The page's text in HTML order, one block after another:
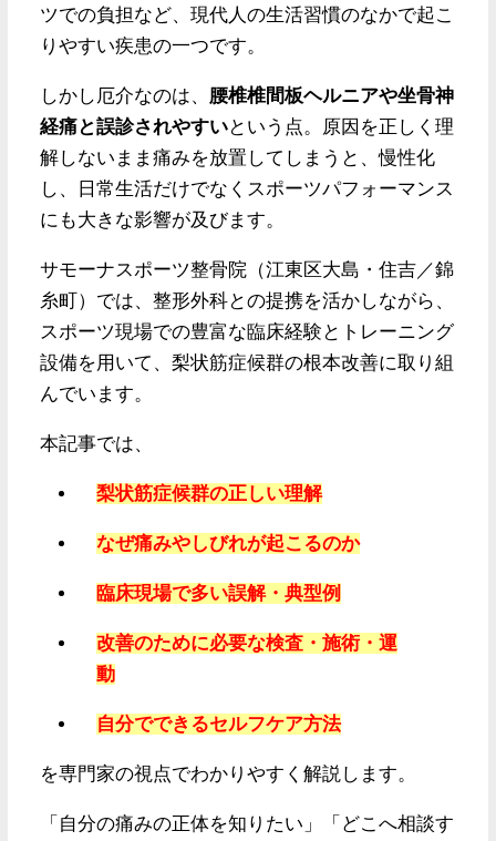
ツでの負担など、現代人の生活習慣のなかで起こ
りやすい疾患の一つです。
しかし厄介なのは、 腰椎椎間板ヘルニアや坐骨神
経痛と誤診されやすいという点。原因を正しく理
解しないまま痛みを放置してしまうと、慢性化
し、日常生活だけでなくスポーツパフォーマンス
にも大きな影響が及びます。
サモーナスポーツ整骨院（江東区大島・住吉／錦
糸町）では、整形外科との提携を活かしながら、
スポーツ現場での豊富な臨床経験とトレーニング
設備を用いて、梨状筋症候群の根本改善に取り組
んでいます。
本記事では、
梨状筋症候群の正しい理解
なぜ痛みやしびれが起こるのか
臨床現場で多い誤解・典型例
改善のために必要な検査・施術・運
動
自分でできるセルフケア方法
を専門家の視点でわかりやすく解説します。
「自分の痛みの正体を知りたい」「どこへ相談す